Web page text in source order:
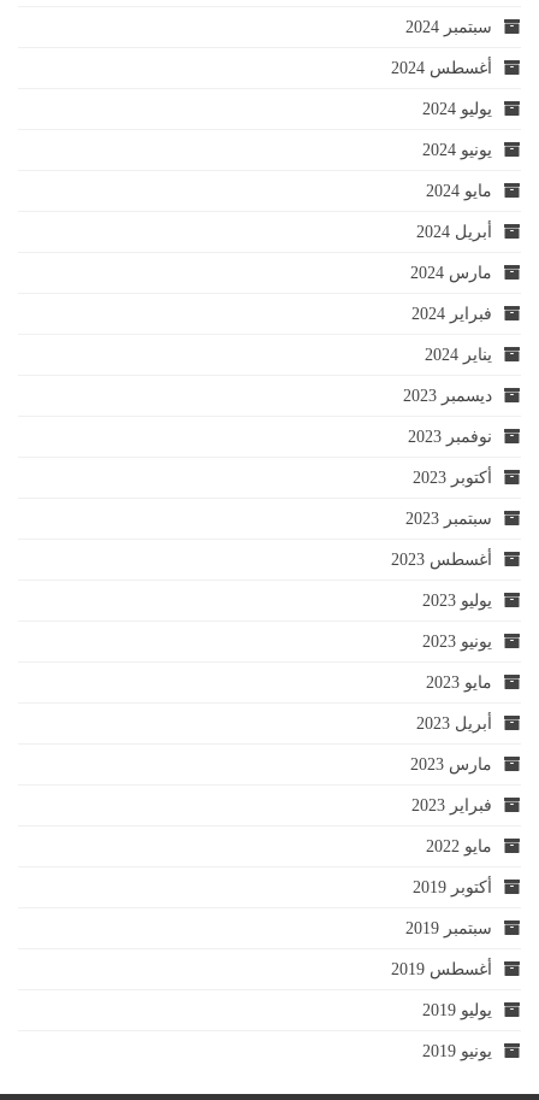
سبتمبر 2024
أغسطس 2024
يوليو 2024
يونيو 2024
مايو 2024
أبريل 2024
مارس 2024
فبراير 2024
يناير 2024
ديسمبر 2023
نوفمبر 2023
أكتوبر 2023
سبتمبر 2023
أغسطس 2023
يوليو 2023
يونيو 2023
مايو 2023
أبريل 2023
مارس 2023
فبراير 2023
مايو 2022
أكتوبر 2019
سبتمبر 2019
أغسطس 2019
يوليو 2019
يونيو 2019